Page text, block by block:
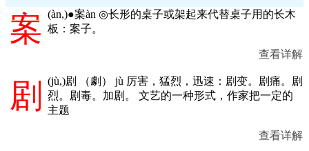
案 (àn,)●案àn ◎长形的桌子或架起来代替桌子用的长木
板：案子。
查看详解
剧 (jù,)剧 （劇） jù 厉害，猛烈，迅速：剧变。剧痛。剧
烈。剧毒。加剧。 文艺的一种形式，作家把一定的
主题
查看详解